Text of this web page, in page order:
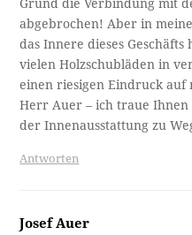
Grund die Verbindung mit
abgebrochen! Aber in
das Innere dieses
vielen Holzschubläden in
einen riesigen Eindruck auf
Herr Auer – ich traue Ihnen
der Innenausstattung zu
Antworten
Josef Auer